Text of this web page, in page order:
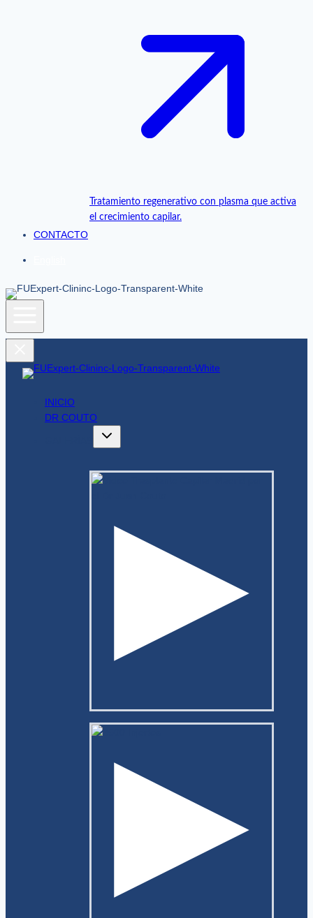
Tratamiento regenerativo con plasma que activa
el crecimiento capilar.
CONTACTO
INICIO
DR COUTO